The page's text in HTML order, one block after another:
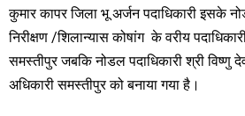
कुमार कापर जिला भू अर्जन पदाधिकारी इसके
निरीक्षण /शिलान्यास कोषांग के वरीय
समस्तीपुर जबकि नोडल पदाधिकारी श्री विष्णु
अधिकारी समस्तीपुर को बनाया गया है।